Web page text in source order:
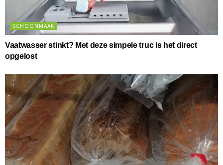
SCHOONMAAK
Vaatwasser stinkt? Met deze simpele truc is het direct
opgelost